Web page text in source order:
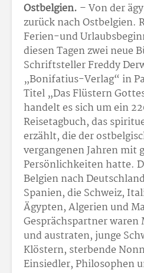
Ostbelgien. – Von der
zurück nach Ostbelgien.
Ferien-und
diesen Tagen zwei neue
Schriftsteller Freddy
„Bonifatius-Verlag“ in
Titel „Das Flüstern
handelt es sich um ein
Reisetagbuch, das
erzählt, die der
vergangenen Jahren mit
Persönlichkeiten hatte.
Belgien nach
Spanien, die Schweiz,
Ägypten, Algerien und
Gesprächspartner
und austraten, junge
Klöstern, sterbende
Einsiedler, Philosophen